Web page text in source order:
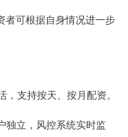
者可根据自身情况进一步
支持按天、按月配资。
独立，风控系统实时监